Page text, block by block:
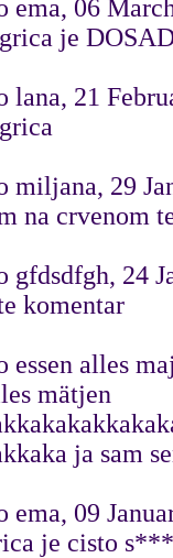
ema, 06
je
lana, 21
miljana, 29
na crvenom
gfdsdfgh, 24
komentar
essen alles
mätjen
ja sam
ema, 09
je cisto